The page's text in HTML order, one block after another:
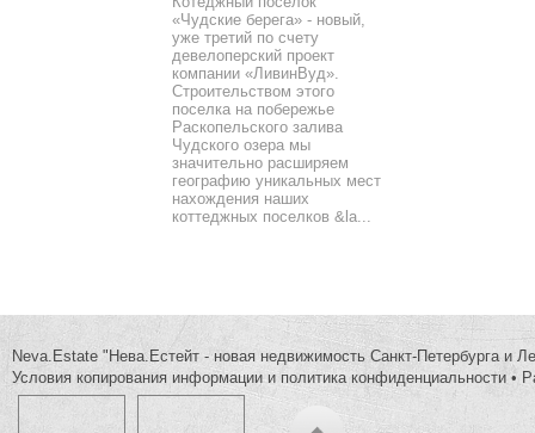
«Чудские берега» - новый,
уже третий по счету
девелоперский проект
компании «ЛивинВуд».
Строительством этого
поселка на побережье
Раскопельского залива
Чудского озера мы
значительно расширяем
географию уникальных мест
нахождения наших
коттеджных поселков &la...
Neva.Estate "Нева.Естейт - новая недвижимость Санкт-Петербурга и
Условия копирования информации и политика конфиденциальности •